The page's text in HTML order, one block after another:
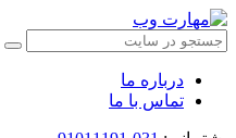
درباره ما
تماس با ما